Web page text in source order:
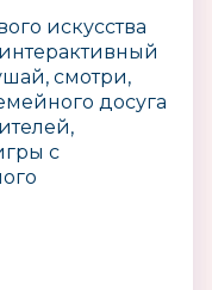
искусства
смотри,
досуга
с